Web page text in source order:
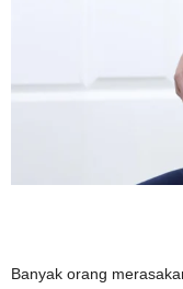
Banyak orang